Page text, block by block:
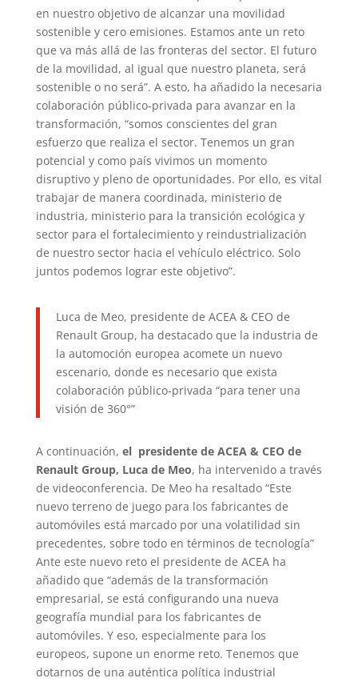
en nuestro objetivo de alcanzar una movilidad
sostenible y cero emisiones. Estamos ante un reto
que va más allá de las fronteras del sector. El futuro
de la movilidad, al igual que nuestro planeta, será
sostenible o no será”. A esto, ha añadido la necesaria
colaboración público-privada para avanzar en la
transformación, “somos conscientes del gran
esfuerzo que realiza el sector. Tenemos un gran
potencial y como país vivimos un momento
disruptivo y pleno de oportunidades. Por ello, es vital
trabajar de manera coordinada, ministerio de
industria, ministerio para la transición ecológica y
sector para el fortalecimiento y reindustrialización
de nuestro sector hacia el vehículo eléctrico. Solo
juntos podemos lograr este objetivo”.
Luca de Meo, presidente de ACEA & CEO de
Renault Group, ha destacado que la industria de
la automoción europea acomete un nuevo
escenario, donde es necesario que exista
colaboración público-privada “para tener una
visión de 360°”
A continuación, el presidente de ACEA & CEO de
Renault Group, Luca de Meo, ha intervenido a través
de videoconferencia. De Meo ha resaltado “Este
nuevo terreno de juego para los fabricantes de
automóviles está marcado por una volatilidad sin
precedentes, sobre todo en términos de tecnología”
Ante este nuevo reto el presidente de ACEA ha
añadido que “además de la transformación
empresarial, se está configurando una nueva
geografía mundial para los fabricantes de
automóviles. Y eso, especialmente para los
europeos, supone un enorme reto. Tenemos que
dotarnos de una auténtica política industrial